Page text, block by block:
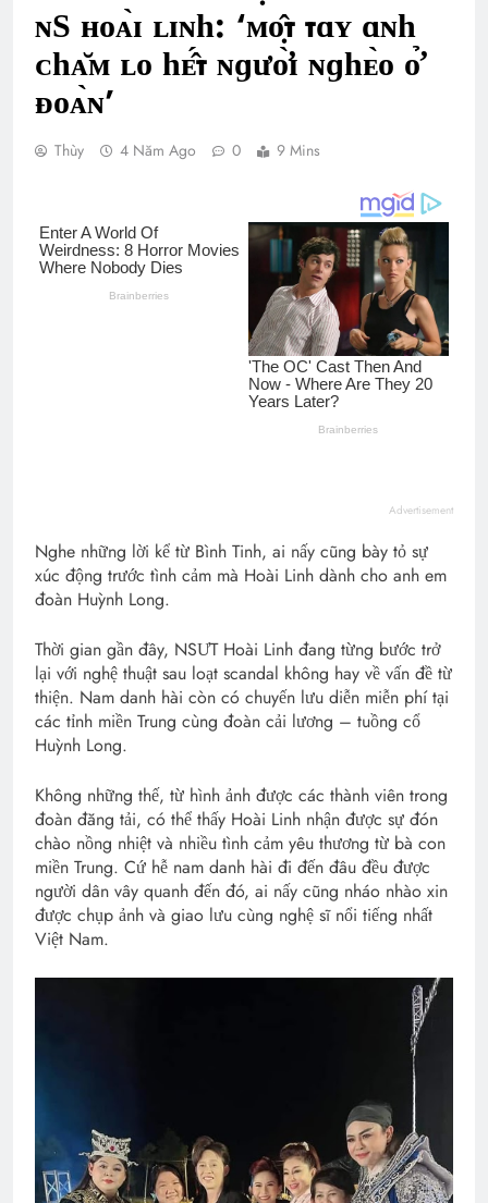
ɴЅ ʜᴏᴀ̀ɪ ʟɪɴһ: ‘ᴍᴏ̣̂т тɑʏ ɑɴһ
ᴄһᴀ̆ᴍ ʟᴏ һᴇ̂́т ɴɡưᴏ̛̀ɪ ɴɡһᴇ̀ᴏ ᴏ̛̉
ᴆᴏᴀ̀ɴ’
Thùy 4 Năm Ago 0 9 Mins
Advertisement
Nghe những lời kể từ Bình Tinh, ai nấy cũng bày tỏ sự
xúc động trước tình cảm mà Hoài Linh dành cho anh em
đoàn Huỳnh Long.
Thời gian gần đây, NSƯT Hoài Linh đang từng bước trở
lại với nghệ thuật sau loạt scandal không hay về vấn đề từ
thiện. Nam danh hài còn có chuyến lưu diễn miễn phí tại
các tỉnh miền Trung cùng đoàn cải lương – tuồng cổ
Huỳnh Long.
Không những thế, từ hình ảnh được các thành viên trong
đoàn đăng tải, có thể thấy Hoài Linh nhận được sự đón
chào nồng nhiệt và nhiều tình cảm yêu thương từ bà con
miền Trung. Cứ hễ nam danh hài đi đến đâu đều được
người dân vây quanh đến đó, ai nấy cũng nháo nhào xin
được chụp ảnh và giao lưu cùng nghệ sĩ nổi tiếng nhất
Việt Nam.